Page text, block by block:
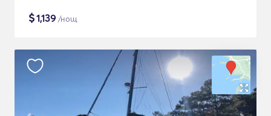
$1,139 /нощ